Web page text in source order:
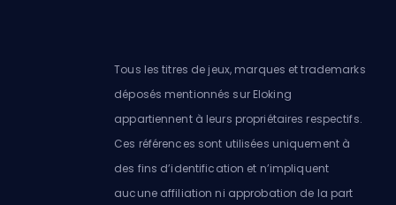
Tous les titres de jeux, marques et trademarks
déposés mentionnés sur Eloking
appartiennent à leurs propriétaires respectifs.
Ces références sont utilisées uniquement à
des fins d’identification et n’impliquent
aucune affiliation ni approbation de la part